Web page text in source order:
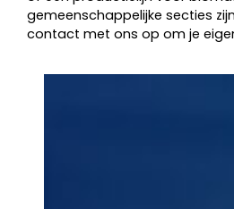
gemeenschappelijke secties
contact met ons op om je